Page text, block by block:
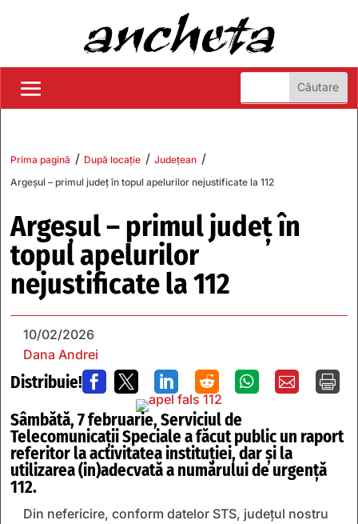
Prima pagină / După locație / Județean /
Argeșul – primul județ în topul apelurilor nejustificate la 112
Argeșul – primul județ în
topul apelurilor
nejustificate la 112
10/02/2026
Dana Andrei
Distribuie!       
Sâmbătă, 7 februarie, Serviciul de
Telecomunicații Speciale a făcut public un raport
referitor la activitatea instituției, dar și la
utilizarea (in)adecvată a numărului de urgență
112.
Din nefericire, conform datelor STS, județul nostru